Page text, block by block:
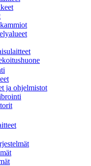
ja ohjelmistot